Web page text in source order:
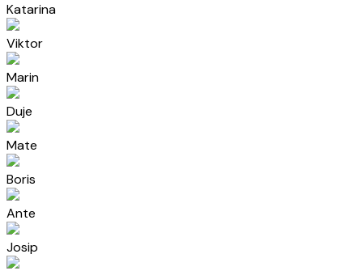
Katarina
Viktor
Marin
Duje
Mate
Boris
Ante
Josip